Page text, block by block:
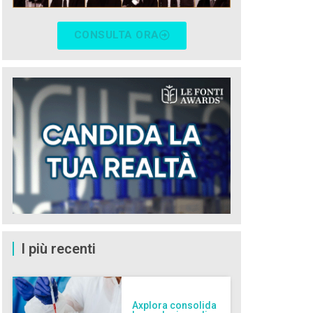
CONSULTA ORA
I più recenti
Axplora consolida